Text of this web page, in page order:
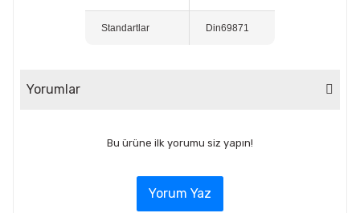
Standartlar Din69871
Yorumlar
Bu ürüne ilk yorumu siz yapın!
Yorum Yaz